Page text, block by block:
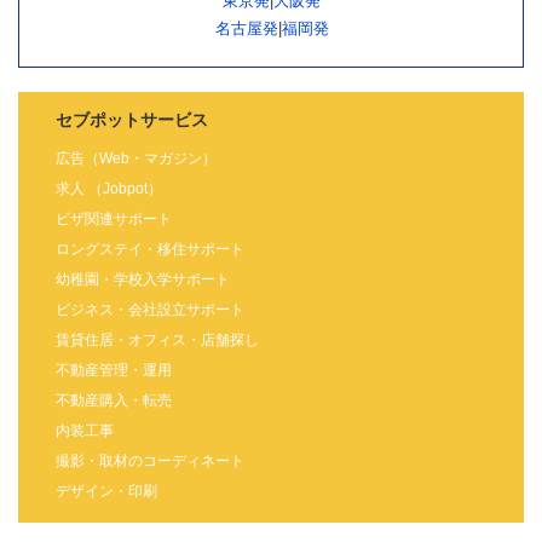
名古屋発| 福岡発
セブポットサービス
広告（Web・マガジン）
求人 （Jobpot）
ビザ関連サポート
ロングステイ・移住サポート
幼稚園・学校入学サポート
ビジネス・会社設立サポート
賃貸住居・オフィス・店舗探し
不動産管理・運用
不動産購入・転売
内装工事
撮影・取材のコーディネート
デザイン・印刷